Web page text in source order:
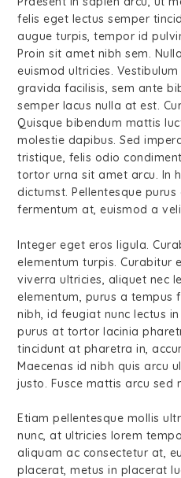
felis eget lectus semper
augue turpis, tempor id
Proin sit amet nibh sem.
euismod ultricies.
gravida facilisis, sem ante
semper lacus nulla at est.
Quisque bibendum mattis
molestie dapibus. Sed
tristique, felis odio
tortor urna sit amet arcu. In
dictumst. Pellentesque
fermentum at, euismod a
Integer eget eros ligula.
elementum turpis. Curabitur
viverra ultricies, aliquet nec
elementum, purus a tempus
nibh, id feugiat nunc lectus
purus at tortor lacinia
tincidunt at pharetra in,
Maecenas id nibh quis arcu
justo. Fusce mattis arcu sed
Etiam pellentesque mollis
nunc, at ultricies lorem
aliquam ac consectetur at,
placerat, metus in placerat